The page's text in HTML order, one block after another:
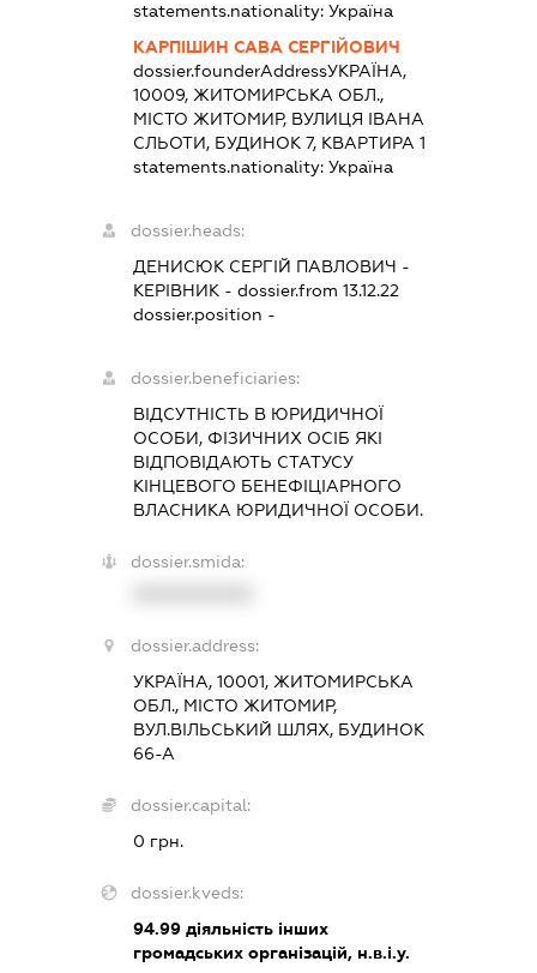
statements.nationality: Україна
КАРПІШИН САВА СЕРГІЙОВИЧ
dossier.founderAddressУКРАЇНА,
10009, ЖИТОМИРСЬКА ОБЛ.,
МІСТО ЖИТОМИР, ВУЛИЦЯ ІВАНА
СЛЬОТИ, БУДИНОК 7, КВАРТИРА 1
statements.nationality: Україна
dossier.heads:
ДЕНИСЮК СЕРГІЙ ПАВЛОВИЧ -
КЕРІВНИК- dossier.from 13.12.22
dossier.position -
dossier.beneficiaries:
ВІДСУТНІСТЬ В ЮРИДИЧНОЇ
ОСОБИ, ФІЗИЧНИХ ОСІБ ЯКІ
ВІДПОВІДАЮТЬ СТАТУСУ
КІНЦЕВОГО БЕНЕФІЦІАРНОГО
ВЛАСНИКА ЮРИДИЧНОЇ ОСОБИ.
dossier.smida:
dossier.address:
УКРАЇНА, 10001, ЖИТОМИРСЬКА
ОБЛ., МІСТО ЖИТОМИР,
ВУЛ.ВІЛЬСЬКИЙ ШЛЯХ, БУДИНОК
66-А
dossier.capital:
0 грн.
dossier.kveds:
94.99діяльність інших
громадських організацій, н.в.і.у.